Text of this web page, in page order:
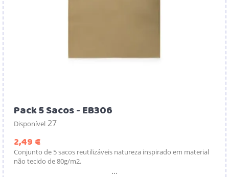
Pack 5 Sacos - EB306
Disponível 27
2,49 €
Conjunto de 5 sacos reutilizáveis natureza inspirado em material
não tecido de 80g/m2.
...